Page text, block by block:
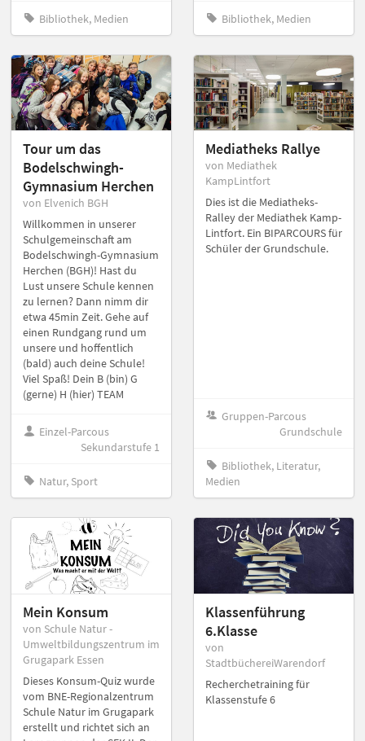
Bibliothek, Medien Bibliothek, Medien
Tour um das
Bodelschwingh-
Gymnasium Herchen
von Elvenich BGH
Willkommen in unserer
Schulgemeinschaft am
Bodelschwingh-Gymnasium
Herchen (BGH)! Hast du
Lust unsere Schule kennen
zu lernen? Dann nimm dir
etwa 45min Zeit. Gehe auf
einen Rundgang rund um
unsere und hoffentlich
(bald) auch deine Schule!
Viel Spaß! Dein B (bin) G
(gerne) H (hier) TEAM
Einzel-Parcous
Sekundarstufe 1
Natur, Sport
Mediatheks Rallye
von Mediathek
KampLintfort
Dies ist die Mediatheks-
Ralley der Mediathek Kamp-
Lintfort. Ein BIPARCOURS für
Schüler der Grundschule.
Gruppen-Parcous
Grundschule
Bibliothek, Literatur,
Medien
Mein Konsum
von Schule Natur -
Umweltbildungszentrum im
Grugapark Essen
Dieses Konsum-Quiz wurde
vom BNE-Regionalzentrum
Schule Natur im Grugapark
erstellt und richtet sich an
Klassenführung
6.Klasse
von
StadtbüchereiWarendorf
Recherchetraining für
Klassenstufe 6